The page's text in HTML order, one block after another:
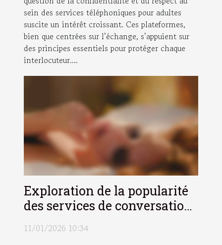
sein des services téléphoniques pour adultes
suscite un intérêt croissant. Ces plateformes,
bien que centrées sur l’échange, s’appuient sur
des principes essentiels pour protéger chaque
interlocuteur....
Exploration de la popularité
des services de conversation
adulte avec des femmes
matures
11/01/2026 10:34